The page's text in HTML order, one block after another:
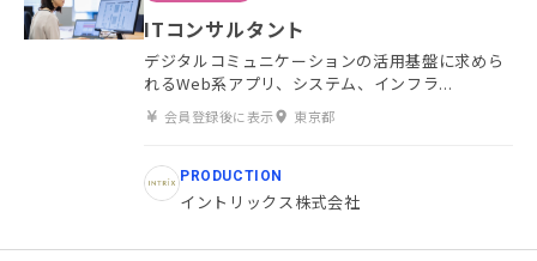
ITコンサルタント
デジタルコミュニケーションの活用基盤に求めら
れるWeb系アプリ、システム、インフラ...
会員登録後に表示 東京都
PRODUCTION
イントリックス株式会社